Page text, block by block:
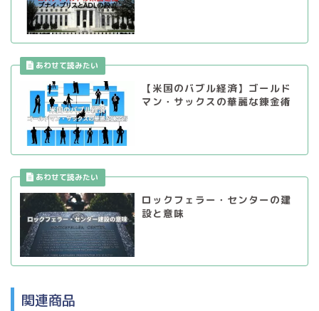
【米国のバブル経済】ゴールド
マン・サックスの華麗な錬金術
ロックフェラー・センターの建
設と意味
関連商品